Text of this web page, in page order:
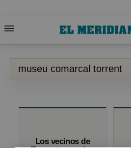
museu comarcal torrent
Los vecinos de